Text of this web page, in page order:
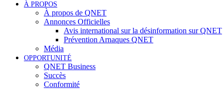
À PROPOS
À propos de QNET
Annonces Officielles
Avis international sur la désinformation sur QNET
Prévention Arnaques QNET
Média
OPPORTUNITÉ
QNET Business
Succès
Conformité